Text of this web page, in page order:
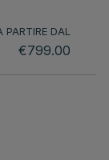
PARTIRE DAL
€799.00